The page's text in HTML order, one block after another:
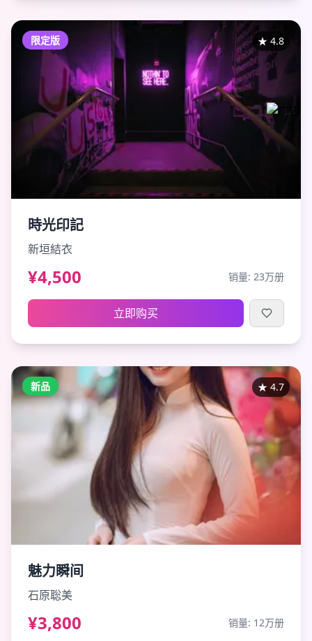
限定版 ★ 4.8
時光印記
新垣結衣
¥4,500 销量: 23万册
立即购买
新品 ★ 4.7
魅力瞬间
石原聡美
¥3,800 销量: 12万册